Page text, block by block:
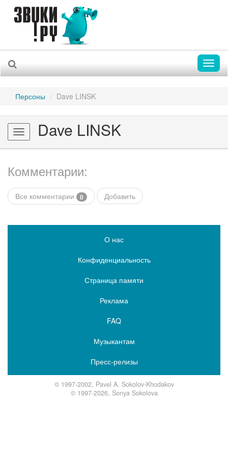
Персоны Dave LINSK
Toggle
navigation
Dave LINSK
Комментарии:
Все комментарии 0 Добавить
О нас
Конфиденциальность
Страница памяти
Реклама
FAQ
Музыкантам
Пресс-релизы
© 1997-2002, Pavel A. Sokolov-Khodakov
© 1997-2026, Sonya Sokolova